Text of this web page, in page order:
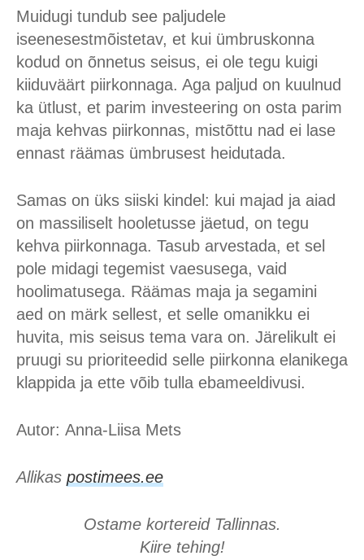
Muidugi tundub see paljudele
iseenesestmõistetav, et kui ümbruskonna
kodud on õnnetus seisus, ei ole tegu kuigi
kiiduväärt piirkonnaga. Aga paljud on kuulnud
ka ütlust, et parim investeering on osta parim
maja kehvas piirkonnas, mistõttu nad ei lase
ennast räämas ümbrusest heidutada.
Samas on üks siiski kindel: kui majad ja aiad
on massiliselt hooletusse jäetud, on tegu
kehva piirkonnaga. Tasub arvestada, et sel
pole midagi tegemist vaesusega, vaid
hoolimatusega. Räämas maja ja segamini
aed on märk sellest, et selle omanikku ei
huvita, mis seisus tema vara on. Järelikult ei
pruugi su prioriteedid selle piirkonna elanikega
klappida ja ette võib tulla ebameeldivusi.
Autor: Anna-Liisa Mets
Allikas postimees.ee
Ostame kortereid Tallinnas.
Kiire tehing!